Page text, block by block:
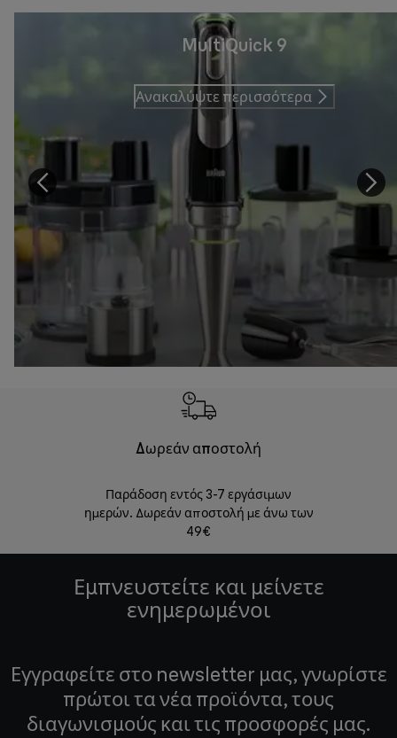
MultiQuick 9
Ανακαλύψτε περισσότερα
Δωρεάν αποστολή
Παράδοση εντός 3-7 εργάσιμων
ημερών. Δωρεάν αποστολή με άνω των
49€
Εμπνευστείτε και μείνετε
ενημερωμένοι
Εγγραφείτε στο newsletter μας, γνωρίστε
πρώτοι τα νέα προϊόντα, τους
διαγωνισμούς και τις προσφορές μας.